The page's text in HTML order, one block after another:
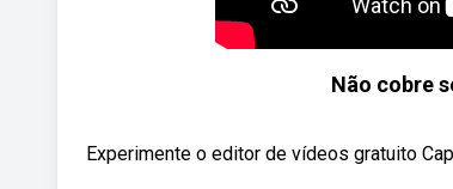
Não cobre
Experimente o editor de vídeos gratuito